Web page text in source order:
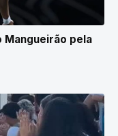
Mangueirão pela